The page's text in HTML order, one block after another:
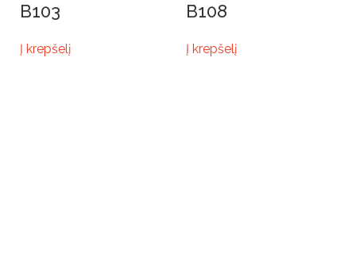
B103
Į krepšelį
B108
Į krepšelį